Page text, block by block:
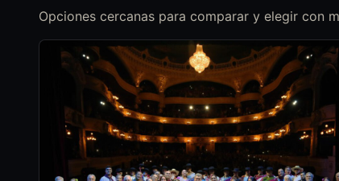
Opciones cercanas para comparar y elegir con